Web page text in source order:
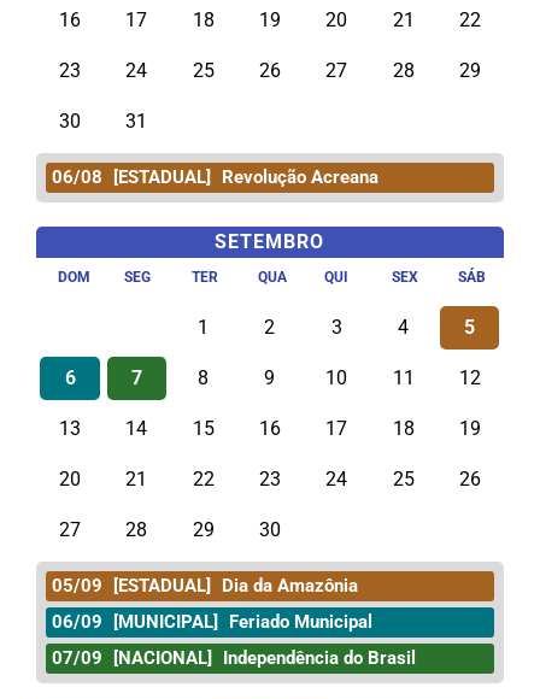
16 17 18 19 20 21 22
23 24 25 26 27 28 29
30 31
06/08 [ESTADUAL] Revolução Acreana
SETEMBRO
DOM SEG TER QUA QUI SEX SÁB
1 2 3 4 5
6 7 8 9 10 11 12
13 14 15 16 17 18 19
20 21 22 23 24 25 26
27 28 29 30
05/09 [ESTADUAL]
Dia da Amazônia
06/09
[MUNICIPAL]
Feriado Municipal
07/09
[NACIONAL] Independência do Brasil